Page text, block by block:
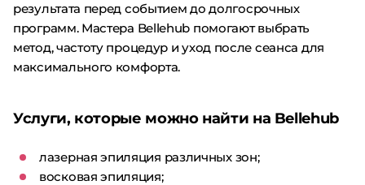
результата перед событием до долгосрочных
программ. Мастера Bellehub помогают выбрать
метод, частоту процедур и уход после сеанса для
максимального комфорта.
Услуги, которые можно найти на Bellehub
лазерная эпиляция различных зон;
восковая эпиляция;